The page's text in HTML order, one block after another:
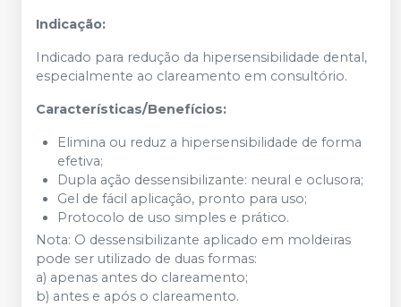
Indicação:
Indicado para redução da hipersensibilidade dental,
especialmente ao clareamento em consultório.
Características/Benefícios:
Elimina ou reduz a hipersensibilidade de forma
efetiva;
Dupla ação dessensibilizante: neural e oclusora;
Gel de fácil aplicação, pronto para uso;
Protocolo de uso simples e prático.
Nota: O dessensibilizante aplicado em moldeiras
pode ser utilizado de duas formas:
a) apenas antes do clareamento;
b) antes e após o clareamento.